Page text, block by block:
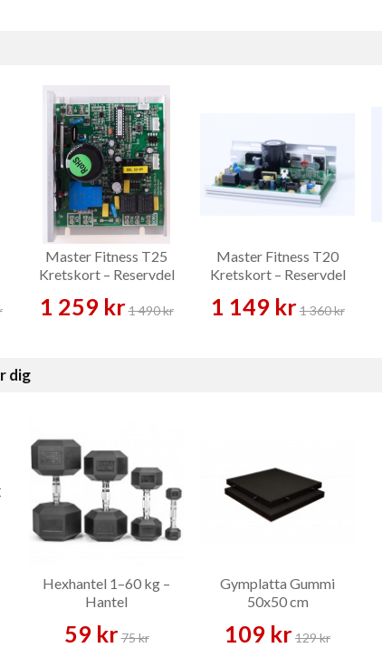
Master Fitness T25
Kretskort – Reservdel
1 259 kr1 490 kr
Master Fitness T20
Kretskort – Reservdel
1 149 kr1 360 kr
dig
Hexhantel 1–60 kg –
Hantel
59 kr75 kr
Gymplatta Gummi
50x50 cm
109 kr129 kr